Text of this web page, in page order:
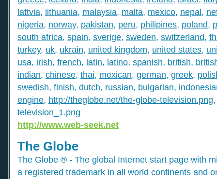
lattvia, lithuania, malaysia, malta, mexico, nepal,
nigeria, norway, pakistan, peru, philipines, poland,
south africa, spain, sverige, sweden, switzerland,
turkey, uk, ukrain, united kingdom, united states,
usa, irish, french, latin, latino, spanish, british,
indian, chinese, thai, mexican, german, greek,
swedish, finish, dutch, russian, bulgarian,
engine, http://theglobe.net/the-globe-television.png
television_1.png
http://www.web-seek.net
The Globe
The Globe ® - The global Internet start page with
a registered trademark in all world continents and